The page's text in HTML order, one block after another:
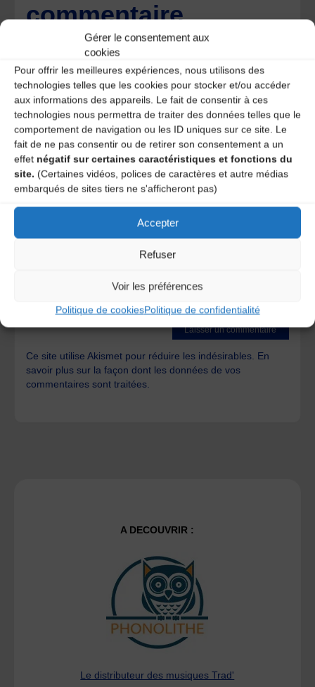
Gérer le consentement aux
cookies
Pour offrir les meilleures expériences, nous utilisons des
technologies telles que les cookies pour stocker et/ou accéder
aux informations des appareils. Le fait de consentir à ces
technologies nous permettra de traiter des données telles que le
comportement de navigation ou les ID uniques sur ce site. Le
fait de ne pas consentir ou de retirer son consentement a un
effet négatif sur certaines caractéristiques et fonctions du
site. (Certaines vidéos, polices de caractères et autre médias
embarqués de sites tiers ne s'afficheront pas)
Accepter
Refuser
Voir les préférences
Politique de cookiesPolitique de confidentialité
commentaire
Votre adresse e-mail ne sera pas publiée. Les champs
obligatoires sont indiqués avec
Save my name, email, and site URL in my browser for next
time I post a comment.
Ce site utilise Akismet pour réduire les indésirables. En
savoir plus sur la façon dont les données de vos
commentaires sont traitées.
A DECOUVRIR :
Le distributeur des musiques Trad'